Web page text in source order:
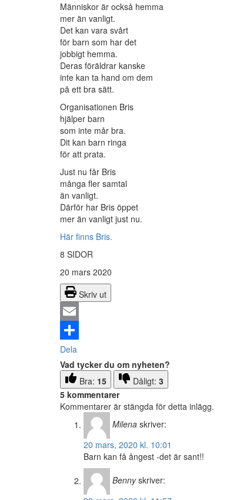
Människor är också hemma
mer än vanligt.
Det kan vara svårt
för barn som har det
jobbigt hemma.
Deras föräldrar kanske
inte kan ta hand om dem
på ett bra sätt.
Organisationen Bris
hjälper barn
som inte mår bra.
Dit kan barn ringa
för att prata.
Just nu får Bris
många fler samtal
än vanligt.
Därför har Bris öppet
mer än vanligt just nu.
Här finns Bris.
8 SIDOR
20 mars 2020
Skriv ut
Email
Dela
Vad tycker du om nyheten?
Bra: 15 Dåligt: 3
5 kommentarer
Kommentarer är stängda för detta inlägg.
Milena skriver:
20 mars, 2020 kl. 10:01
Barn kan få ångest -det är sant!!
Benny skriver: